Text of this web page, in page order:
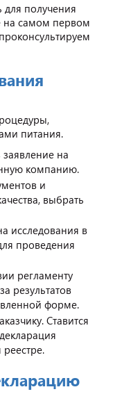
для получения
на самом первом
питания.
на
компанию.
и
выбрать
исследования в
проведения
регламенту
результатов
форме.
Ставится